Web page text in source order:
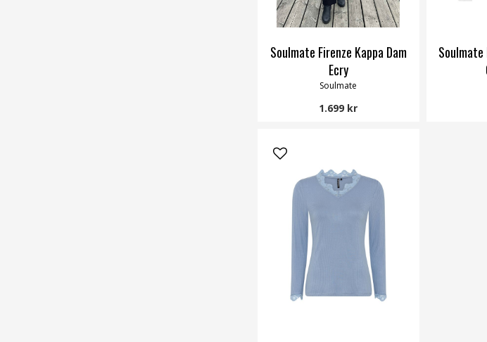
Soulmate Firenze Kappa Dam
Ecry
Soulmate
1.699 kr